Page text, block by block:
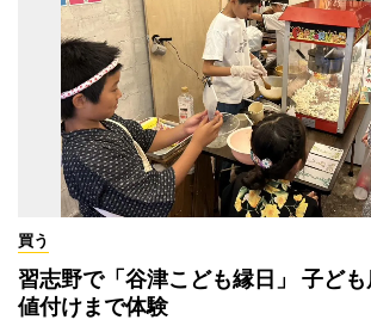
買う
習志野で「谷津こども縁日」 子ど
値付けまで体験